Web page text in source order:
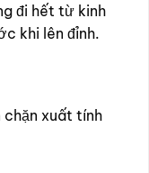
đi hết từ kinh
khi lên đỉnh.
chặn xuất tính